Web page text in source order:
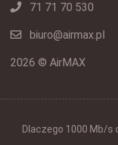
71 71 70 530
biuro@airmax.pl
2026 © AirMAX
Dlaczego 1000 Mb/s